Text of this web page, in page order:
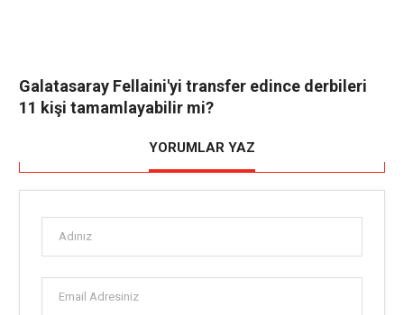
Galatasaray Fellaini'yi transfer edince derbileri
11 kişi tamamlayabilir mi?
YORUMLAR YAZ